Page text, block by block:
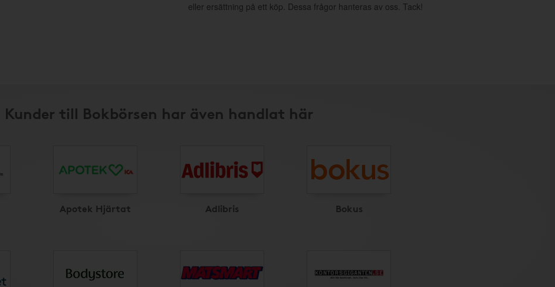
eller ersättning på ett köp. Dessa frågor hanteras av oss. Tack!
Kunder till Bokbörsen har även handlat här
Apotek Hjärtat Adlibris Bokus